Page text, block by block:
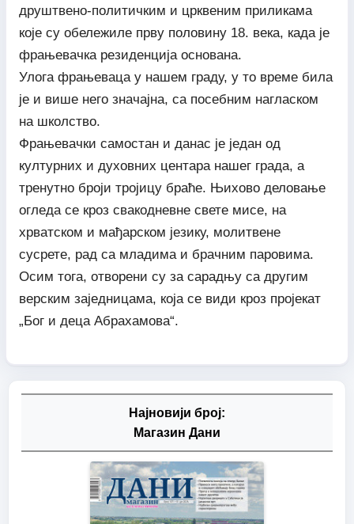
друштвено-политичким и црквеним приликама
које су обележиле прву половину 18. века, када је
фрањевачка резиденција основана.
Улога фрањеваца у нашем граду, у то време била
је и више него значајна, са посебним нагласком
на школство.
Фрањевачки самостан и данас је један од
културних и духовних центара нашег града, а
тренутно броји тројицу браће. Њихово деловање
огледа се кроз свакодневне свете мисе, на
хрватском и мађарском језику, молитвене
сусрете, рад са младима и брачним паровима.
Осим тога, отворени су за сарадњу са другим
верским заједницама, која се види кроз пројекат
„Бог и деца Абрахамова“.
Најновији број:
Магазин Дани